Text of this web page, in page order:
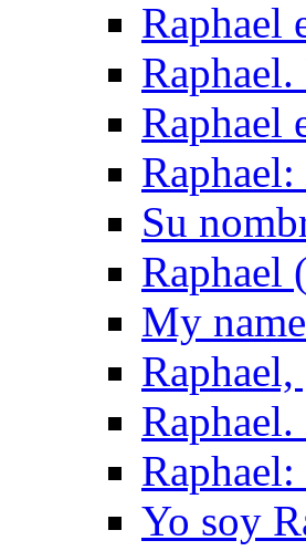
Raphael
Raphael
Su
Raphael
My
Yo soy